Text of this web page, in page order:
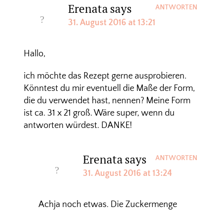
Erenatasays
31. August 2016 at 13:21
Hallo,
ich möchte das Rezept gerne ausprobieren.
Könntest du mir eventuell die Maße der Form,
die du verwendet hast, nennen? Meine Form
ist ca. 31 x 21 groß. Wäre super, wenn du
antworten würdest. DANKE!
ANTWORTEN
Erenatasays
31. August 2016 at 13:24
Achja noch etwas. Die Zuckermenge
ANTWORTEN